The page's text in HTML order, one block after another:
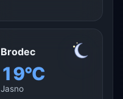
Brodec
19°C
Jasno